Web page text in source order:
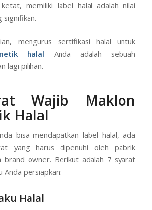
memiliki label halal adalah nilai
signifikan.
mengurus sertifikasi halal untuk
halal Anda adalah sebuah
lagi pilihan.
Wajib Maklon
Halal
bisa mendapatkan label halal, ada
yang harus dipenuhi oleh pabrik
brand owner. Berikut adalah 7 syarat
Anda persiapkan:
Halal